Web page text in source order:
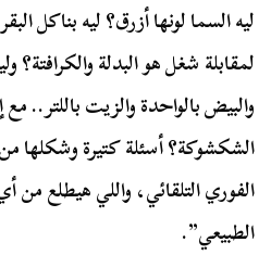
ليه السما لونها أزرق؟ ليه بناكل
لمقابلة شغل هو البدلة والكرافتة؟
والبيض بالواحدة والزيت باللتر..
الشكشوكة؟ أسئلة كتيرة وشكلها من
الفوري التلقائي، واللي هيطلع
الطبيعي”.